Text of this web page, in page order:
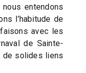
entendons
l’habitude de
avec les
de Sainte-
de solides liens